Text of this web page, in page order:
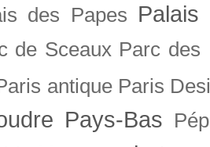
des Papes Palais
de Sceaux Parc des
antique Paris
Pays-Bas